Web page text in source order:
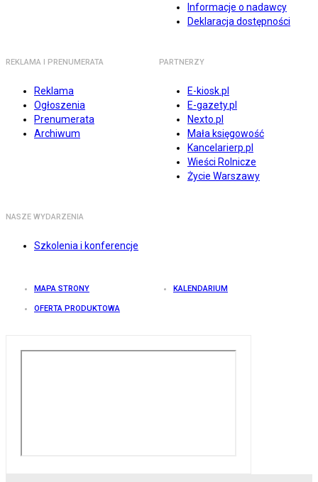
Informacje o nadawcy
Deklaracja dostępności
REKLAMA I PRENUMERATA
Reklama
Ogłoszenia
Prenumerata
Archiwum
PARTNERZY
E-kiosk.pl
E-gazety.pl
Nexto.pl
Mała księgowość
Kancelarierp.pl
Wieści Rolnicze
Życie Warszawy
NASZE WYDARZENIA
Szkolenia i konferencje
MAPA STRONY KALENDARIUM
OFERTA PRODUKTOWA